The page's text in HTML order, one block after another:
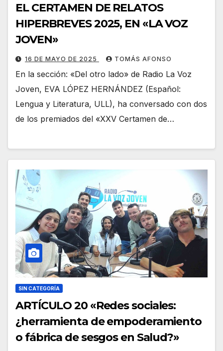
EL CERTAMEN DE RELATOS
HIPERBREVES 2025, EN «LA VOZ
JOVEN»
16 DE MAYO DE 2025 TOMÁS AFONSO
En la sección: «Del otro lado» de Radio La Voz
Joven, EVA LÓPEZ HERNÁNDEZ (Español:
Lengua y Literatura, ULL), ha conversado con dos
de los premiados del «XXV Certamen de…
SIN CATEGORÍA
ARTÍCULO 20 «Redes sociales:
¿herramienta de empoderamiento
o fábrica de sesgos en Salud?»